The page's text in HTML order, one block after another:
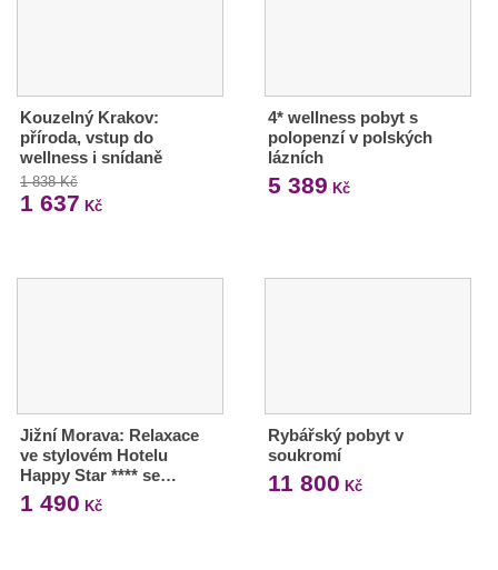
Kouzelný Krakov:
příroda, vstup do
wellness i snídaně
1 838 Kč
1 637 Kč
4* wellness pobyt s
polopenzí v polských
lázních
5 389 Kč
Jižní Morava: Relaxace
ve stylovém Hotelu
Happy Star **** se…
1 490 Kč
Rybářský pobyt v
soukromí
11 800 Kč